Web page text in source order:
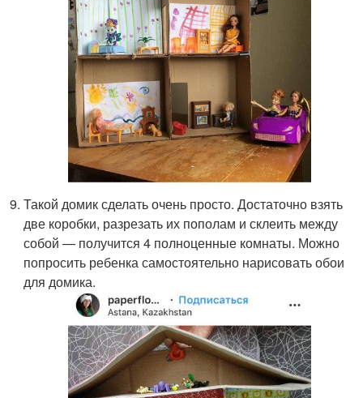
Такой домик сделать очень просто. Достаточно взять
две коробки, разрезать их пополам и склеить между
собой — получится 4 полноценные комнаты. Можно
попросить ребенка самостоятельно нарисовать обои
для домика.